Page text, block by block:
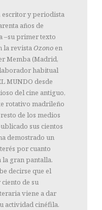
y periodista
años de
–su primer texto
la revistaOzono en
Memba (Madrid,
habitual
MUNDO desde
del cine antiguo,
rotativo madrileño
de los medios
sus cientos
demostrado un
por cuanto
la gran pantalla.
decirse que el
de su
viene a dar
actividad cinéfila.